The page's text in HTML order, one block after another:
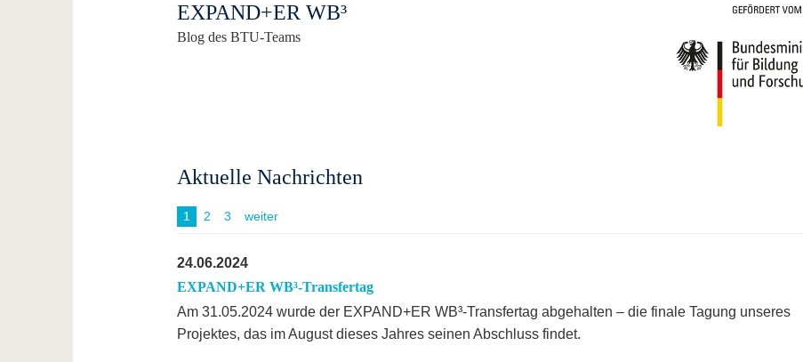
EXPAND+ER WB³
Blog des BTU-Teams
Aktuelle Nachrichten
1 2 3 weiter
24.06.2024
EXPAND+ER WB³-Transfertag
Am 31.05.2024 wurde der EXPAND+ER WB³-Transfertag abgehalten – die finale Tagung unseres
Projektes, das im August dieses Jahres seinen Abschluss findet.